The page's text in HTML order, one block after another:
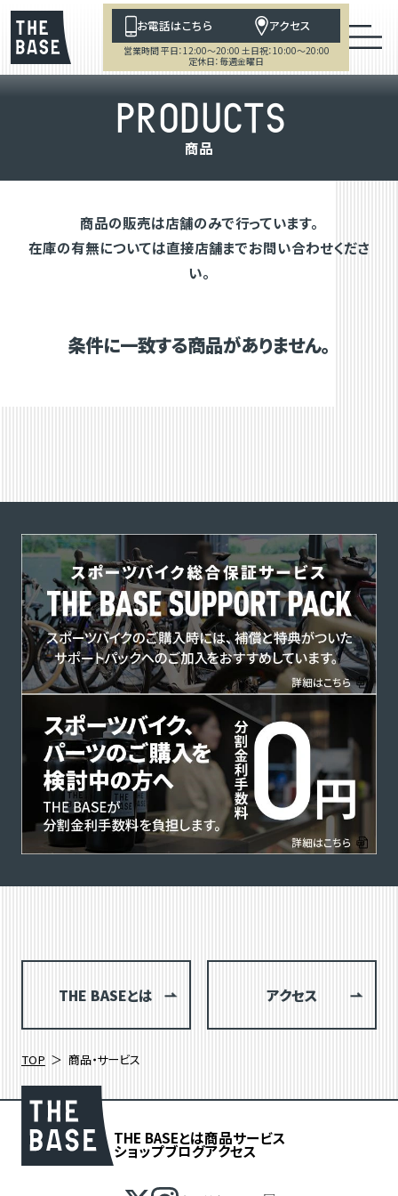
お電話はこちら アクセス
営業時間 平日：12:00～20:00 土日祝：10:00～20:00
定休日：毎週金曜日
PRODUCTS
商品
商品の販売は店舗のみで行っています。
在庫の有無については直接店舗までお問い合わせくださ
い。
条件に一致する商品がありません。
THE BASEとは アクセス
TOP 商品・サービス
THE BASEとは商品サービス
ショップブログアクセス